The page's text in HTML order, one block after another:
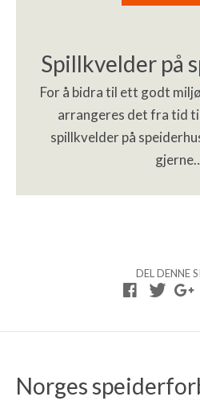
Spillkvelder på
For å bidra til ett godt
arrangeres det fra tid
spillkvelder på
DEL DENNE
Norges